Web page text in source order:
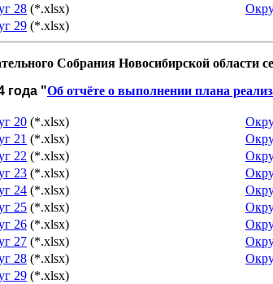
28 (*.xlsx)
29 (*.xlsx)
Собрания Новосибирской области
года "Об отчёте о выполнении плана
20 (*.xlsx)
21 (*.xlsx)
22 (*.xlsx)
23 (*.xlsx)
24 (*.xlsx)
25 (*.xlsx)
26 (*.xlsx)
27 (*.xlsx)
28 (*.xlsx)
29 (*.xlsx)